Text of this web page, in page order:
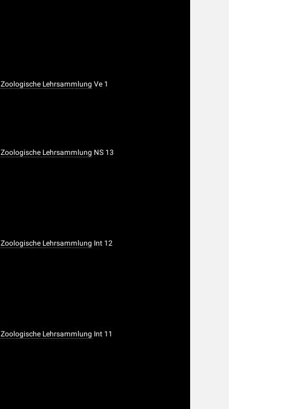
Zoologische Lehrsammlung Ve 1
Zoologische Lehrsammlung NS 13
Zoologische Lehrsammlung Int 12
Zoologische Lehrsammlung Int 11